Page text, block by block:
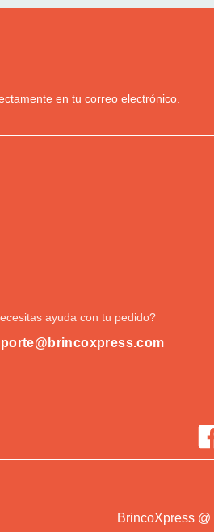
en tu correo electrónico.
ayuda con tu pedido?
BrincoXpress@